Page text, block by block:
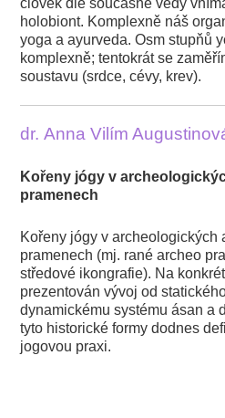
člověk dle současné vědy
holobiont. Komplexně náš
yoga a ayurveda. Osm stupňů
komplexně; tentokrát se
soustavu (srdce, cévy, krev).
dr. Anna Vilím
Kořeny jógy v
pramenech
Kořeny jógy v archeologických
pramenech (mj. rané archeo
středové ikongrafie). Na
prezentován vývoj od
dynamickému systému ásan a
tyto historické formy dodnes
jogovou praxi.